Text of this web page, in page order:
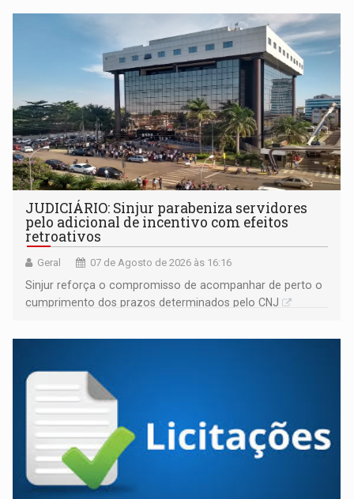
JUDICIÁRIO: Sinjur parabeniza servidores
pelo adicional de incentivo com efeitos
retroativos
Geral 07 de Agosto de 2026 às 16:16
Sinjur reforça o compromisso de acompanhar de perto o
cumprimento dos prazos determinados pelo CNJ